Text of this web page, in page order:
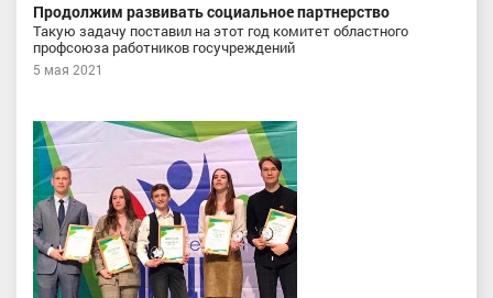
Продолжим развивать социальное партнерство
Такую задачу поставил на этот год комитет областного
профсоюза работников госучреждений
5 мая 2021